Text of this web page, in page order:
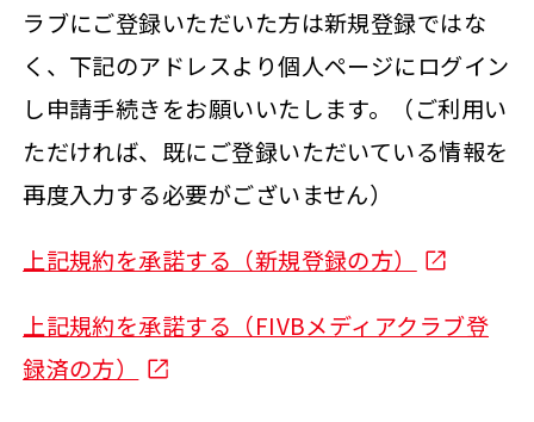
ラブにご登録いただいた方は新規登録ではな
く、下記のアドレスより個人ページにログイン
し申請手続きをお願いいたします。（ご利用い
ただければ、既にご登録いただいている情報を
再度入力する必要がございません）
上記規約を承諾する（新規登録の方）
上記規約を承諾する（FIVBメディアクラブ登
録済の方）